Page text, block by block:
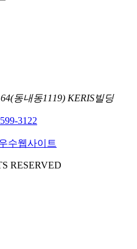
동내동1119) KERIS빌딩
3122
RESERVED